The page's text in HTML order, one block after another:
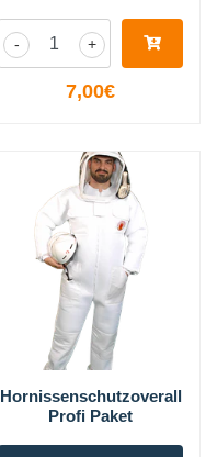
+
-
7,00€
Hornissenschutzoverall
Profi Paket